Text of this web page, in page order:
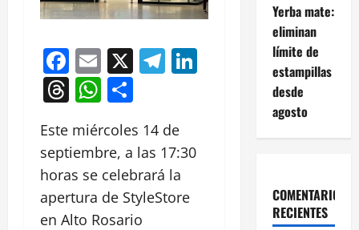
Facebook
Email
X Telegram
LinkedIn
Threads
WhatsApp
Este miércoles 14 de
septiembre, a las 17:30
horas se celebrará la
apertura de StyleStore
en Alto Rosario
Yerba mate:
eliminan
límite de
estampillas
desde
agosto
COMENTARIOS
RECIENTES